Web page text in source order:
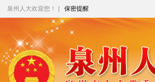
泉州人大欢迎您！ 保密提醒